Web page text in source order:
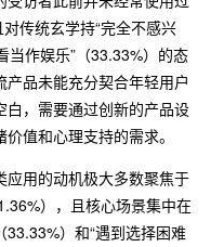
传统玄学持“完全不感兴
当作娱乐”（33.33%）的态
品未能充分契合年轻用户
白，需要通过创新的产品设
值和心理支持的需求。
用的动机极大多数聚焦于
），且核心场景集中在
33.33%）和“遇到选择困难